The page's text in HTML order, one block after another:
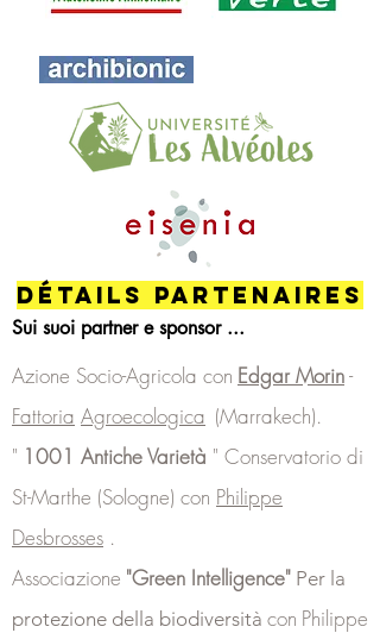
Détails PARTENAIRES
Sui suoi partner e sponsor ...
Azione Socio-Agricola con Edgar Morin-
Fattoria Agroecologica (Marrakech).
" 1001 Antiche Varietà " Conservatorio di
St-Marthe (Sologne) con Philippe
Desbrosses .
Associazione "Green Intelligence" Per la
protezione della biodiversità con Philippe